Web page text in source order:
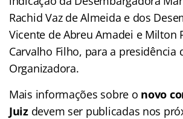
Rachid Vaz de Almeida e dos
Vicente de Abreu Amadei e Milton
Carvalho Filho, para a presidência
Organizadora.
Mais informações sobre o novo
Juizdevem ser publicadas nos